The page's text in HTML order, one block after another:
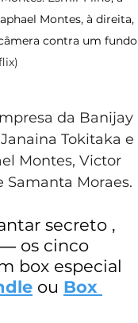
Montes, à direita,
contra um fundo
da Banijay
Tokitaka e
Montes, Victor
Samanta Moraes.
secreto ,
os cinco
box especial
ou Box